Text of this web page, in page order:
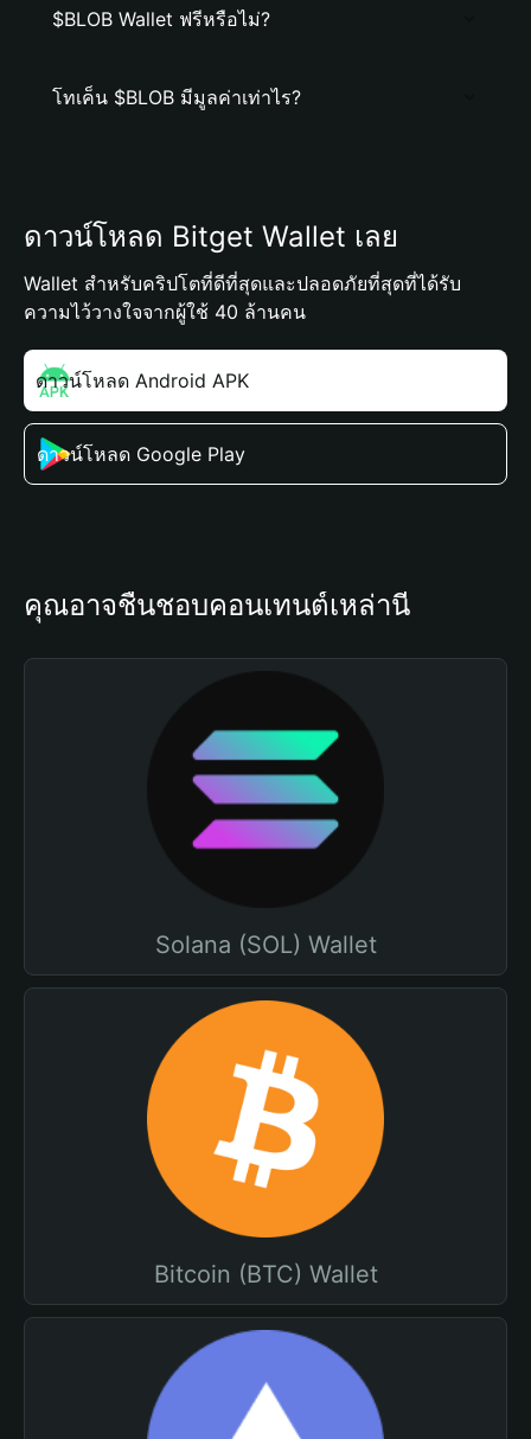
$BLOB Wallet ฟรีหรือไม่?
โทเค็น $BLOB มีมูลค่าเท่าไร?
ดาวน์โหลด Bitget Wallet เลย
Wallet สำหรับคริปโตที่ดีที่สุดและปลอดภัยที่สุดที่ได้รับ
ความไว้วางใจจากผู้ใช้ 40 ล้านคน
ดาวน์โหลด Android APK
ดาวน์โหลด Google Play
คุณอาจชื่นชอบคอนเทนต์เหล่านี้
Solana (SOL) Wallet
Bitcoin (BTC) Wallet